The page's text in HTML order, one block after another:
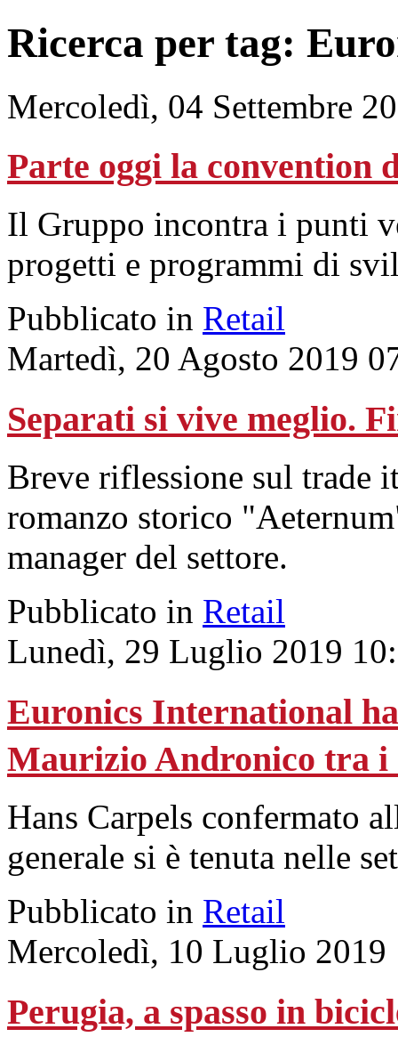
Ricerca per tag:
Mercoledì, 04 Settembre
Parte oggi la convention
Il Gruppo incontra i punti
progetti e programmi di
Pubblicato in Retail
Martedì, 20 Agosto 2019
Separati si vive meglio.
Breve riflessione sul trade
romanzo storico
manager del settore.
Pubblicato in Retail
Lunedì, 29 Luglio 2019
Euronics International
Maurizio Andronico tra i
Hans Carpels confermato
generale si è tenuta nelle
Pubblicato in Retail
Mercoledì, 10 Luglio 2019
Perugia, a spasso in